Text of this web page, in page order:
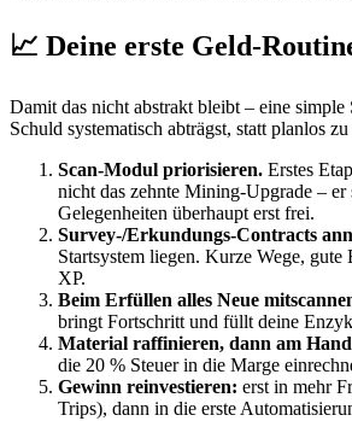
📈 Deine erste Geld-
Damit das nicht abstrakt bleibt – eine
Schuld systematisch abträgst, statt planlos
Scan-Modul priorisieren. Erstes
nicht das zehnte Mining-Upgrade –
Gelegenheiten überhaupt erst frei.
Survey-/Erkundungs-Contracts
Startsystem liegen. Kurze Wege, gute
XP.
Beim Erfüllen alles Neue
bringt Fortschritt und füllt deine
Material raffinieren, dann am
die 20 % Steuer in die Marge
Gewinn reinvestieren: erst in mehr
Trips), dann in die erste